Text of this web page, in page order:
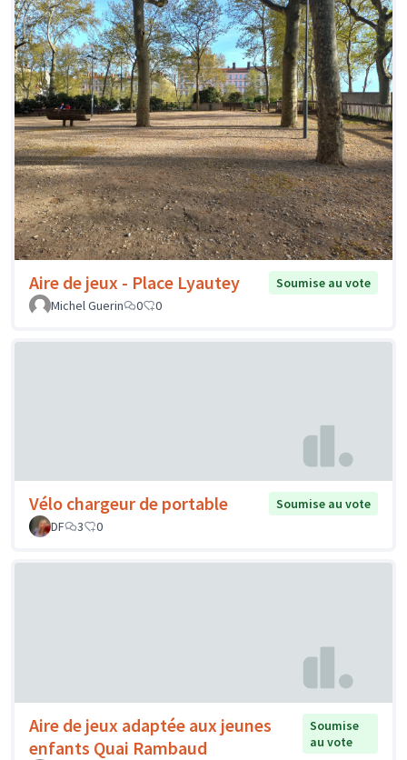
Aire de jeux - Place Lyautey
Soumise au vote
Michel Guerin
0 0
Vélo chargeur de portable
Soumise au vote
DF
3 0
Aire de jeux adaptée aux jeunes
enfants Quai Rambaud
Soumise
au vote